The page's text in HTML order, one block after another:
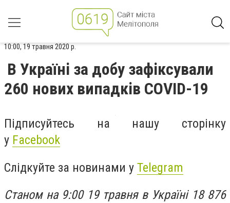
10:00, 19 травня 2020 р.
В Україні за добу зафіксували
260 нових випадків COVID-19
Підписуйтесь на нашу сторінку
у Facebook
Слідкуйте за новинами у Telegram
Станом на 9:00 19 травня в Україні 18 876